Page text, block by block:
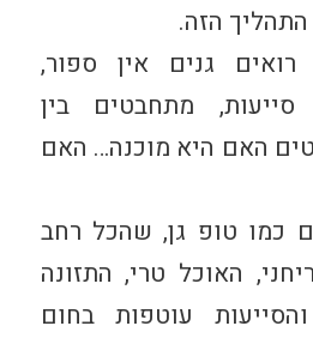
הזה.
רואים גנים אין ספור,
סייעות, מתחבטים בין
האם היא מוכנה… האם
כמו טופ גן, שהכל רחב
האוכל טרי, התזונה
עוטפות בחום